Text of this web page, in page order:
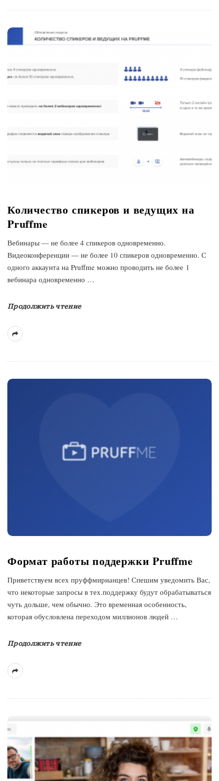
Количество спикеров и ведущих на
Pruffme
Вебинары — не более 4 спикеров одновременно.
Видеоконференции — не более 10 спикеров одновременно. С
одного аккаунта на Pruffme можно проводить не более 1
вебинара одновременно …
Продолжить чтение
Формат работы поддержки Pruffme
Приветствуем всех пруффмирианцев! Спешим уведомить Вас,
что некоторые запросы в тех.поддержку будут обрабатываться
чуть дольше, чем обычно. Это временная особенность,
которая обусловлена переходом миллионов людей …
Продолжить чтение